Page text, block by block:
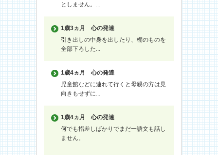
としません。...
1歳3ヵ月
心の発達
引き出しの中身を出したり、棚のものを
全部下ろした...
1歳4ヵ月
心の発達
児童館などに連れて行くと母親の方は見
向きもせずに...
1歳4ヵ月
心の発達
何でも指差しばかりでまだ一語文も話し
ません。